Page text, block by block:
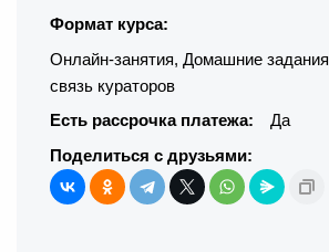
Формат курса:
Онлайн-занятия, Домашние задания
связь кураторов
Есть рассрочка платежа:
Да
Поделиться с друзьями: